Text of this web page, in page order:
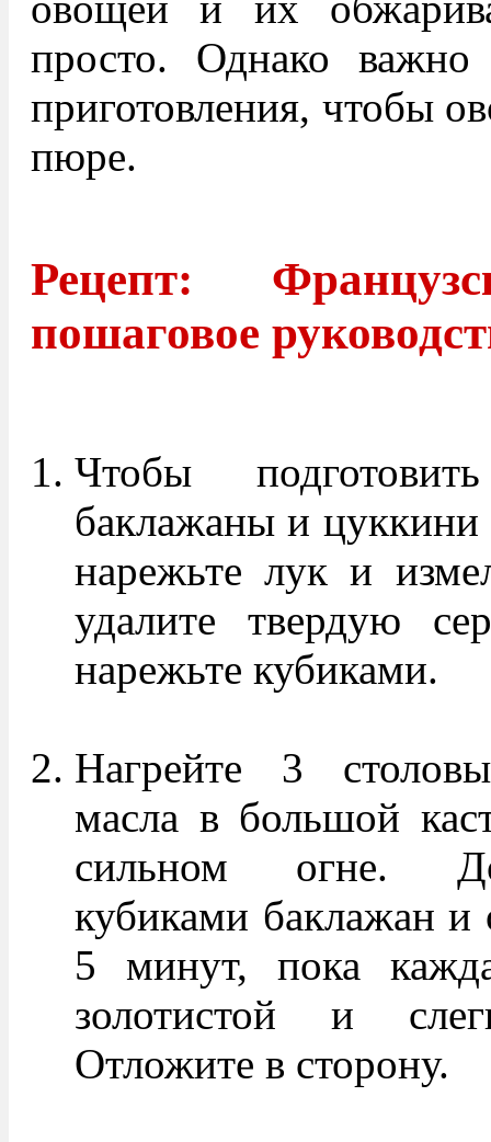
просто. Однако важно
приготовления, чтобы
пюре.
Рецепт:
пошаговое
Чтобы
баклажаны и цуккини
нарежьте лук и
удалите твердую
нарежьте кубиками.
Нагрейте 3
масла в большой
сильном огне.
кубиками баклажан и
5 минут, пока
золотистой и
Отложите в сторону.